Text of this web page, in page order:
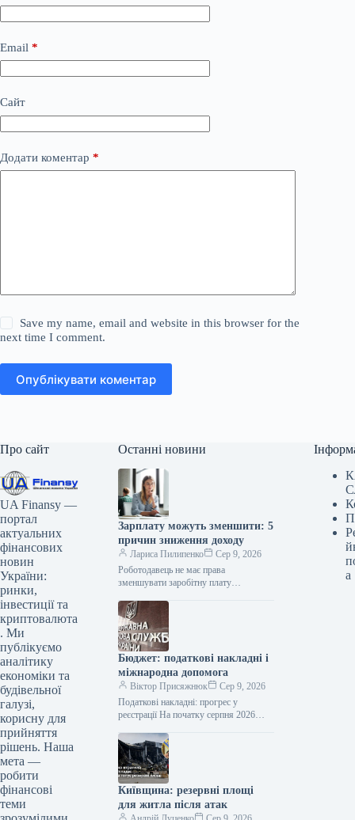
Email *
Сайт
Додати коментар *
Save my name, email and website in this browser for the
next time I comment.
Опублікувати коментар
Про сайт
UA Finansy —
портал
актуальних
фінансових
новин
України:
ринки,
інвестиції та
криптовалюта
. Ми
публікуємо
аналітику
економіки та
будівельної
галузі,
корисну для
прийняття
рішень. Наша
мета —
робити
фінансові
теми
Останні новини
Зарплату можуть зменшити: 5
причин зниження доходу
Лариса Пилипенко
Сер 9, 2026
Роботодавець не має права
зменшувати заробітну плату
незадовільні результати його роботи.
Водночас, законодавство передбачає
можливість ненарахування премій…
Бюджет: податкові накладні і
міжнародна допомога
Віктор Присяжнюк
Сер 9, 2026
Податкові накладні: прогрес у
реєстрації На початку серпня 2026
реєстрація яких була призупинена,
становить лише 0,16%.…
Київщина: резервні площі
для житла після атак
а